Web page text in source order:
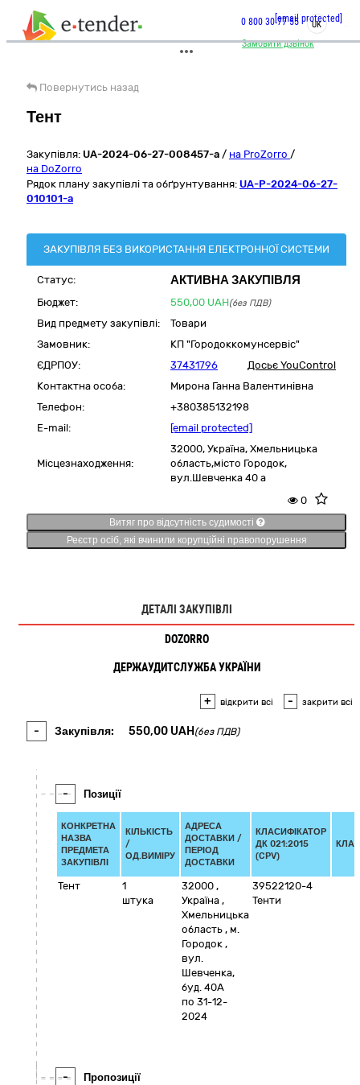
Замовити дзвінок
0 800 30 77 55[email protected]
UK
Повернутись назад
Тент
Закупівля: UA-2024-06-27-008457-a / на ProZorro /
на DoZorro
Рядок плану закупівлі та обґрунтування: UA-P-2024-06-27-
010101-a
ЗАКУПІВЛЯ БЕЗ ВИКОРИСТАННЯ ЕЛЕКТРОННОЇ СИСТЕМИ
Статус: АКТИВНА ЗАКУПІВЛЯ
Бюджет: 550,00 UAH(без ПДВ)
Вид предмету закупівлі:
Товари
Замовник:
КП "Городоккомунсервіс"
ЄДРПОУ:
37431796
Досьє YouControl
Контактна особа:
Мирона Ганна Валентинівна
Телефон:
+380385132198
E-mail:
[email protected]
Місцезнаходження:
32000, Україна, Хмельницька
область,місто Городок,
вул.Шевченка 40 а
0
Витяг про відсутність судимості
Реєстр осіб, які вчинили корупційні правопорушення
ДЕТАЛІ ЗАКУПІВЛІ
DOZORRO
ДЕРЖАУДИТСЛУЖБА УКРАЇНИ
+ відкрити всі - закрити всі
- Закупівля: 550,00 UAH (без ПДВ)
- Позиції
КОНКРЕТНА
НАЗВА
ПРЕДМЕТА
ЗАКУПІВЛІ
КІЛЬКІСТЬ
/
ОД.ВИМІРУ
АДРЕСА
ДОСТАВКИ /
ПЕРІОД
ДОСТАВКИ
КЛАСИФІКАТОР
ДК 021:2015
(CPV)
Тент
1
штука
32000 ,
Україна ,
Хмельницька
область , м.
Городок ,
вул.
Шевченка,
буд. 40А
по 31-12-
2024
39522120-4
Тенти
- Пропозиції